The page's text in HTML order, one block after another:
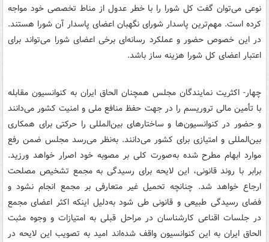
نوعی می‌توان گفت کل شورا را با خطر عدول از مناط تخصصی خود مواجه
کرده است. مهم‌ترین پاسدار شورای نگهبان اعضای پاسدار آن شورا هستند.
در این خصوص حضور و عملکرد رسانه‌ای برخی اعضای شورا می‌تواند برای
اعتبار اعضای کل شورا هزینه ساز باشد.
چهار- اکثریت نمایندگان مجلس همچنان الحاق ایران به کنوانسیون مقابله
با تأمین مالی تروریسم را در جهت حفظ منافع ملی و امنیت کشور می‌دانند
و حضور در کنوانسیون‌ها و ساختارهای بین‌المللی را حرکتی برای همکاری
بین‌المللی و امتیازی برای کشور می‌دانند. به‌نظر می‌رسد مجلس ضمن رفع
موارد ابهام مطرح شده به‌صورت کلی بر مصوبه خود اصرار خواهد ورزید.
برابر با روند قانونی، این لایحه برای رسیدگی به مجمع تشخیص مصلحت
ارجاع خواهد شد. چنانچه تحمیل غیر متعارفی بر مجمع انجام نشود و
فضای رسیدگی طبیعی و قانونی طی شود به‌دلیل اینکه اکثر اعضای مجمع
در جلسات اقناعی کارشناسان در مراحل قبلی به امتیازات و وجوه مثبت
الحاق ایران به این کنوانسیون واقف شده‌اند امید به تصویب این لایحه در